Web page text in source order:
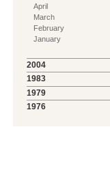
April
March
February
January
2004
1983
1979
1976